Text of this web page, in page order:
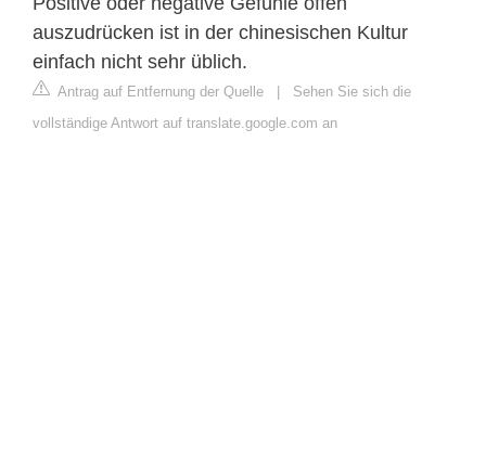
auszudrücken ist in der chinesischen Kultur
einfach nicht sehr üblich.
Antrag auf Entfernung der Quelle | Sehen Sie sich die
vollständige Antwort auf translate.google.com an